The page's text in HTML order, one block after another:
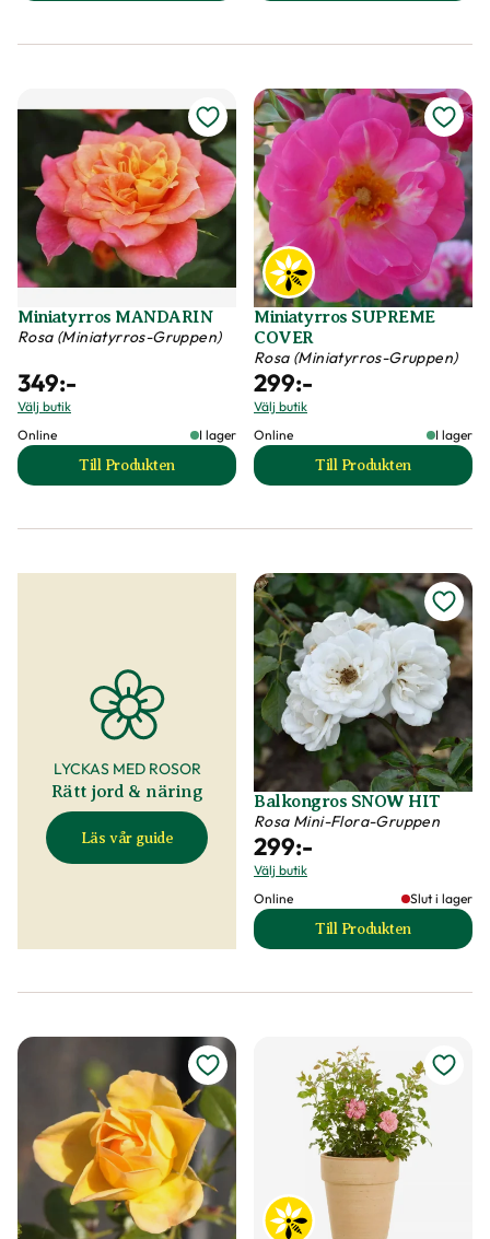
Miniatyrros MANDARIN
Rosa (Miniatyrros-Gruppen)
349:-
Välj butik
Online
I lager
Till Produkten
till Miniatyrros MANDARIN produktsida
Miniatyrros SUPREME
COVER
Rosa (Miniatyrros-Gruppen)
299:-
Välj butik
Online
I lager
Till Produkten
till Miniatyrros
LYCKAS MED ROSOR
Rätt jord & näring
Läs vår guide
Balkongros SNOW HIT
Rosa Mini-Flora-Gruppen
299:-
Välj butik
Online
Slut i lager
Till Produkten
till Balkongros